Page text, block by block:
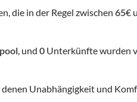
die in der Regel zwischen 65€
, und 0 Unterkünfte wurden
Unabhängigkeit und